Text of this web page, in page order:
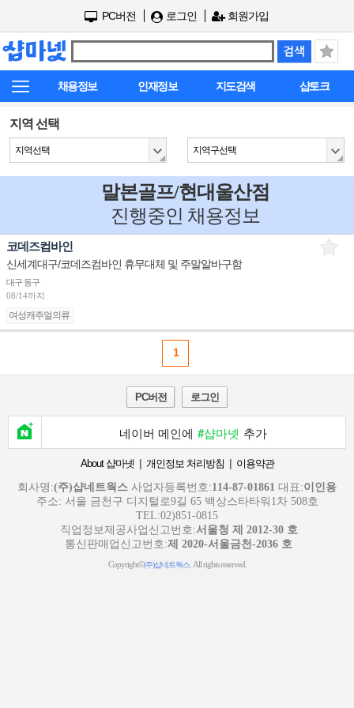
PC버전 로그인 회원가입
채용정보 인재정보 지도검색 샵토크
지역 선택
지역선택 지역구선택
말본골프/현대울산점
진행중인 채용정보
코데즈컴바인
신세계대구/코데즈컴바인 휴무대체 및 주말알바구함
대구 동구
08/14까지
여성캐주얼의류
1
PC버전 로그인
네이버 메인에 #샵마넷 추가
About 샵마넷 | 개인정보 처리방침 | 이용약관
회사명:(주)샵네트웍스 사업자등록번호:114-87-01861 대표:이인용
주소: 서울 금천구 디지털로9길 65 백상스타타워1차 508호
TEL:02)851-0815
직업정보제공사업신고번호:서울청 제 2012-30 호
통신판매업신고번호:제 2020-서울금천-2036 호
Copyright©(주)샵네트웍스. All rights reserved.